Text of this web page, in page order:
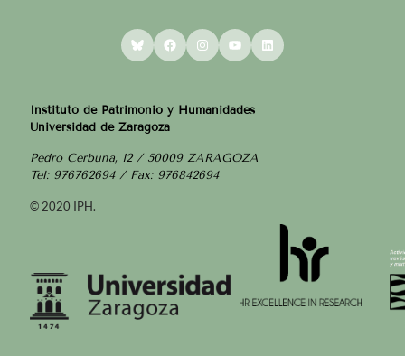
BlueskyFacebookInstagram
YouTubeLinkedIn
Instituto de Patrimonio y Humanidades
Universidad de Zaragoza
Pedro Cerbuna, 12 / 50009 ZARAGOZA
Tel: 976762694 / Fax: 976842694
© 2020 IPH.